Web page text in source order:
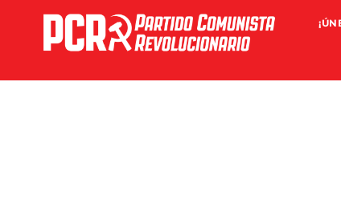
content